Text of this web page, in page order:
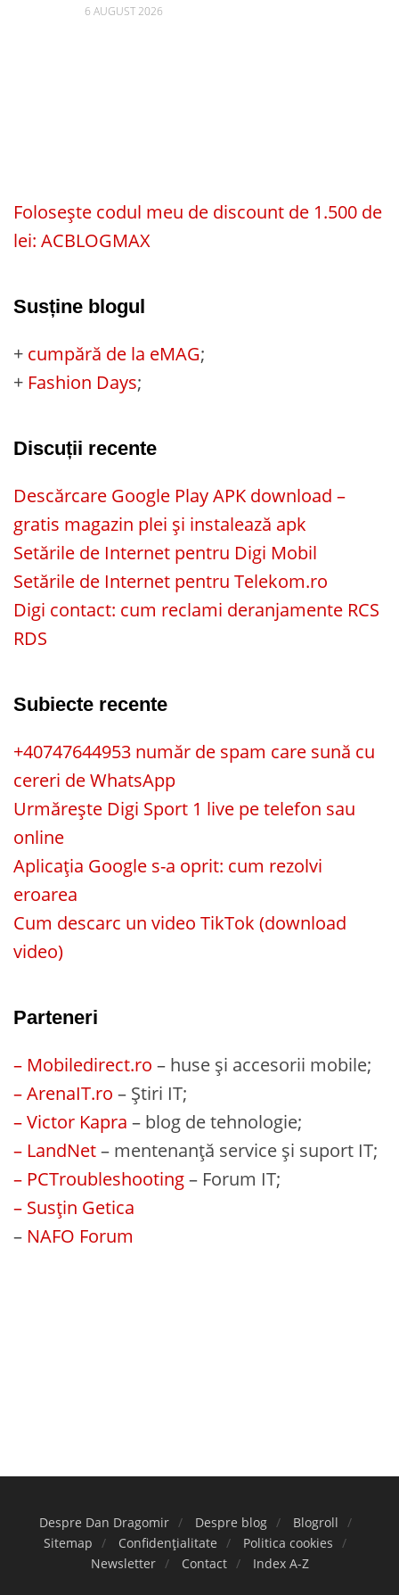
6 AUGUST 2026
Folosește codul meu de discount de 1.500 de
lei: ACBLOGMAX
Susține blogul
+ cumpără de la eMAG;
+ Fashion Days;
Discuții recente
Descărcare Google Play APK download –
gratis magazin plei și instalează apk
Setările de Internet pentru Digi Mobil
Setările de Internet pentru Telekom.ro
Digi contact: cum reclami deranjamente RCS
RDS
Subiecte recente
+40747644953 număr de spam care sună cu
cereri de WhatsApp
Urmărește Digi Sport 1 live pe telefon sau
online
Aplicația Google s-a oprit: cum rezolvi
eroarea
Cum descarc un video TikTok (download
video)
Parteneri
– Mobiledirect.ro – huse și accesorii mobile;
– ArenaIT.ro – Știri IT;
– Victor Kapra – blog de tehnologie;
– LandNet– mentenanță service și suport IT;
– PCTroubleshooting– Forum IT;
– Susțin Getica
– NAFO Forum
Despre Dan Dragomir Despre blog
Blogroll
Sitemap
Confidențialitate
Politica cookies
Newsletter
Contact Index A-Z